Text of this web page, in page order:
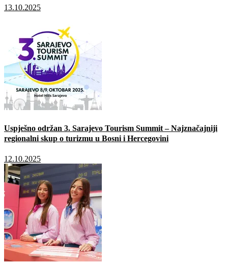
13.10.2025
Uspješno održan 3. Sarajevo Tourism Summit – Najznačajniji
regionalni skup o turizmu u Bosni i Hercegovini
12.10.2025